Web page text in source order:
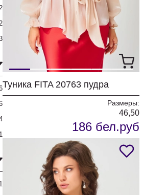
Туника FITA 20763 пудра
Размеры:
46,50
186 бел.руб